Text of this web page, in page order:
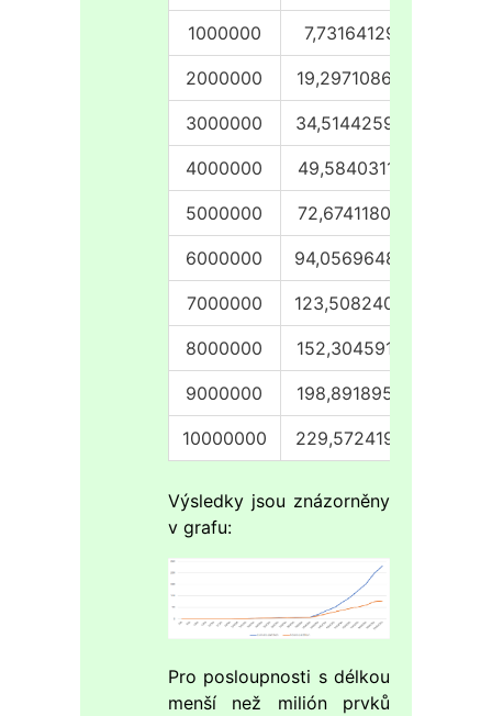
1000000 7,73164129
2000000 19,29710865
3000000 34,51442599
4000000 49,58403111
5000000 72,67411804
6000000 94,05696487
7000000 123,5082402
8000000 152,3045919
9000000 198,8918958
10000000 229,5724194
Výsledky jsou znázorněny
v grafu:
Pro posloupnosti s délkou
menší než milión prvků